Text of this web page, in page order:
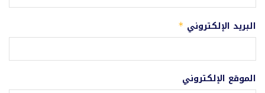
البريد الإلكتروني *
الموقع الإلكتروني